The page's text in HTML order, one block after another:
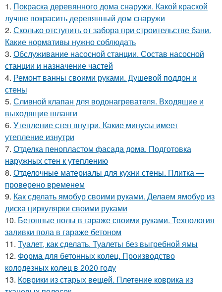
1. Покраска деревянного дома снаружи. Какой краской
лучше покрасить деревянный дом снаружи
2. Сколько отступить от забора при строительстве бани.
Какие нормативы нужно соблюдать
3. Обслуживание насосной станции. Состав насосной
станции и назначение частей
4. Ремонт ванны своими руками. Душевой поддон и
стены
5. Сливной клапан для водонагревателя. Входящие и
выходящие шланги
6. Утепление стен внутри. Какие минусы имеет
утепление изнутри
7. Отделка пенопластом фасада дома. Подготовка
наружных стен к утеплению
8. Отделочные материалы для кухни стены. Плитка —
проверено временем
9. Как сделать ямобур своими руками. Делаем ямобур из
диска циркулярки своими руками
10. Бетонные полы в гараже своими руками. Технология
заливки пола в гараже бетоном
11. Туалет, как сделать. Туалеты без выгребной ямы
12. Форма для бетонных колец. Производство
колодезных колец в 2020 году
13. Коврики из старых вещей. Плетение коврика из